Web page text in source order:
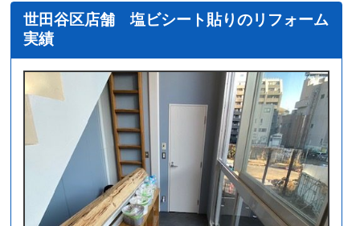
世田谷区店舗 塩ビシート貼りのリフォーム
実績